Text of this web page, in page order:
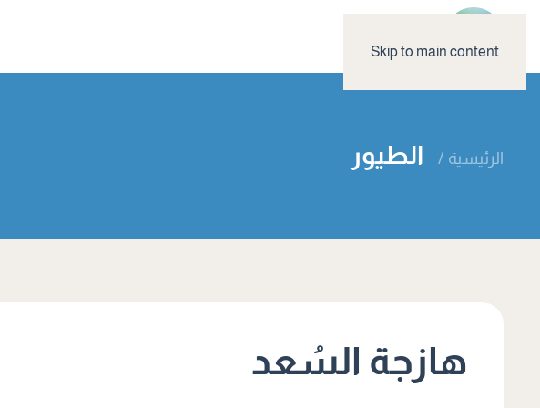
Skip to main content
الرئيسية الطيور
هازجة السُعد